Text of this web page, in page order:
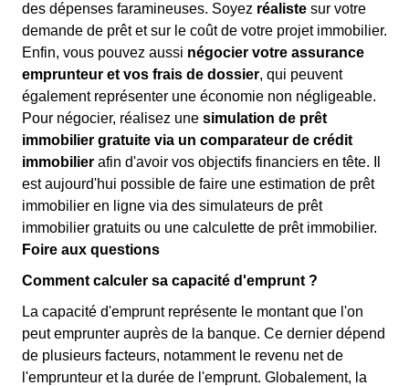
des dépenses faramineuses. Soyez réaliste sur votre
demande de prêt et sur le coût de votre projet immobilier.
Enfin, vous pouvez aussi négocier votre assurance
emprunteur et vos frais de dossier, qui peuvent
également représenter une économie non négligeable.
Pour négocier, réalisez une simulation de prêt
immobilier gratuite via un comparateur de crédit
immobilier afin d'avoir vos objectifs financiers en tête. Il
est aujourd'hui possible de faire une estimation de prêt
immobilier en ligne via des simulateurs de prêt
immobilier gratuits ou une calculette de prêt immobilier.
Foire aux questions
Comment calculer sa capacité d'emprunt ?
La capacité d'emprunt représente le montant que l'on
peut emprunter auprès de la banque. Ce dernier dépend
de plusieurs facteurs, notamment le revenu net de
l'emprunteur et la durée de l'emprunt. Globalement, la